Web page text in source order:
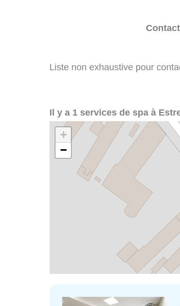
Liste non exhaustive pour
Il y a 1 services de spa à
+
−